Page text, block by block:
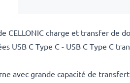
CELLONIC charge et transfer de
USB C Type C - USB C Type C
avec grande capacité de